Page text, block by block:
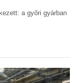
a győri gyárban